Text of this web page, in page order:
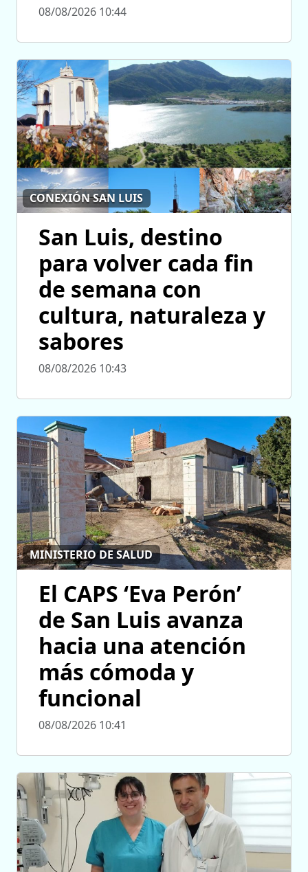
08/08/2026 10:44
CONEXIÓN SAN LUIS
San Luis, destino
para volver cada fin
de semana con
cultura, naturaleza y
sabores
08/08/2026 10:43
MINISTERIO DE SALUD
El CAPS ‘Eva Perón’
de San Luis avanza
hacia una atención
más cómoda y
funcional
08/08/2026 10:41